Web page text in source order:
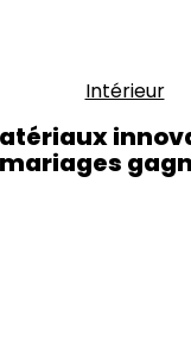
Intérieur
mariages